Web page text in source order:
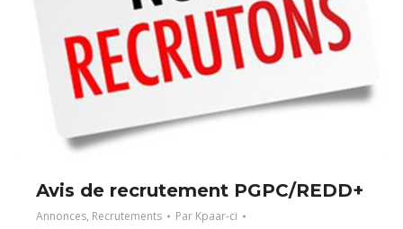
Avis de recrutement PGPC/REDD+
Annonces, Recrutements Par Kpaar-ci